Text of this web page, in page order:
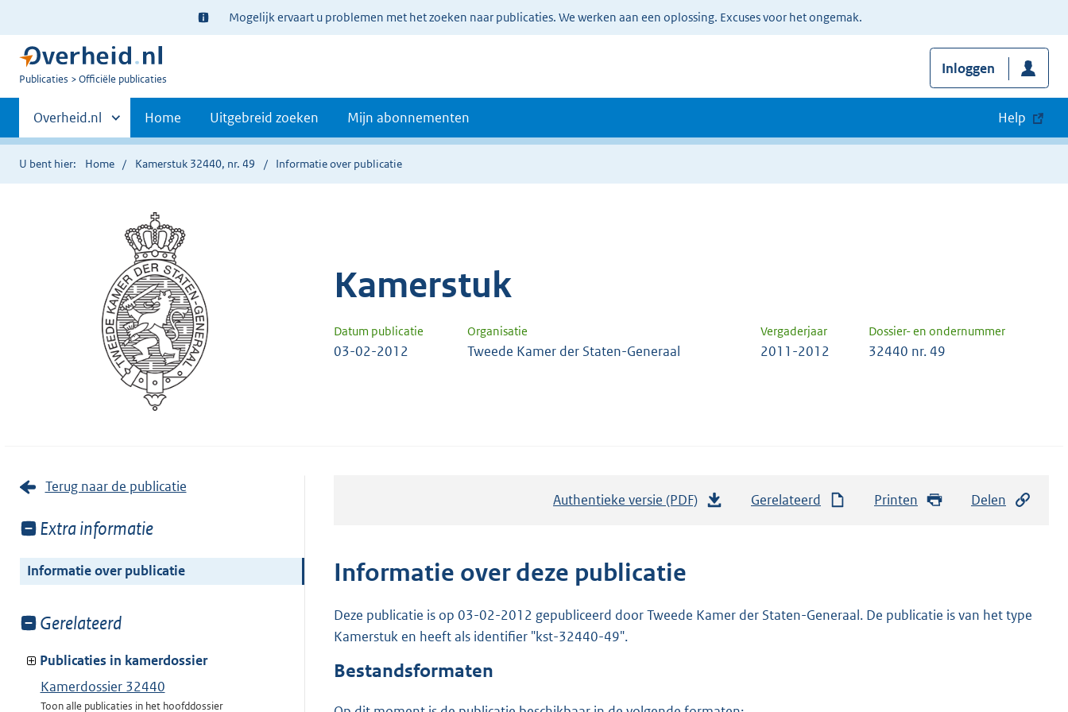
Ter
informatie:
Mogelijk ervaart u problemen met het zoeken naar publicaties. We werken aan een oplossing. Excuses voor het ongemak.
U
Publicaties Officiële publicaties
Inloggen
Primaire
navigatie
Andere
sites
binnen
Overheid.nl Home Uitgebreid zoeken Mijn abonnementen Help
U bent hier: Home Kamerstuk 32440, nr. 49 Informatie over publicatie
Kamerstuk
Datum publicatie Organisatie Vergaderjaar Dossier- en ondernummer
03-02-2012 Tweede Kamer der Staten-Generaal 2011-2012 32440 nr. 49
Terug naar de publicatie
Toon
van:
Extra informatie
Informatie over publicatie
Toon
van:
Gerelateerd
Publicaties in kamerdossier
Kamerdossier 32440
Toon alle publicaties in het hoofddossier
Authentieke versie (PDF)
n
Gerelateerd Printen Delen
Informatie over deze publicatie
Deze publicatie is op 03-02-2012 gepubliceerd door Tweede Kamer der Staten-Generaal. De publicatie is van het type
Kamerstuk en heeft als identifier "kst-32440-49".
Bestandsformaten